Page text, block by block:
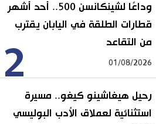
2
وداعًا لشينكانسن 500.. أحد أشهر
قطارات الطلقة في اليابان يقترب
من التقاعد
01/08/2026
رحيل هيغاشينو كيغو.. مسيرة
استثنائية لعملاق الأدب البوليسي